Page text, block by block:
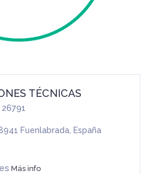
TÉCNICAS
Fuenlabrada, España
Más info